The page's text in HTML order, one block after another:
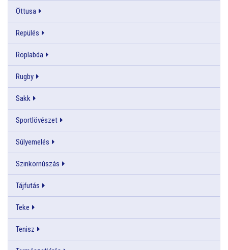
Öttusa
Repülés
Röplabda
Rugby
Sakk
Sportlövészet
Súlyemelés
Szinkornúszás
Tájfutás
Teke
Tenisz